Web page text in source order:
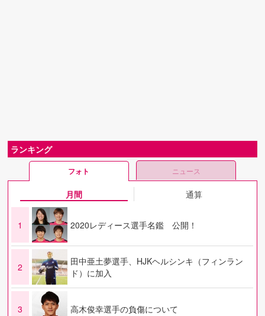
ランキング
フォト ニュース
月間 通算
1 2020レディース選手名鑑 公開！
2
田中亜土夢選手、HJKヘルシンキ（フィンラン
ド）に加入
3 高木俊幸選手の負傷について